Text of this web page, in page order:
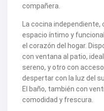
V2177
V2183
V2187
V2192
V2199
V2209
V2212
V2217
V2221
compañera.
La cocina
espacio íntimo y
el corazón del hogar.
con ventana al patio,
sereno, y otro con
despertar con la luz del
El baño, también con
comodidad y frescura.